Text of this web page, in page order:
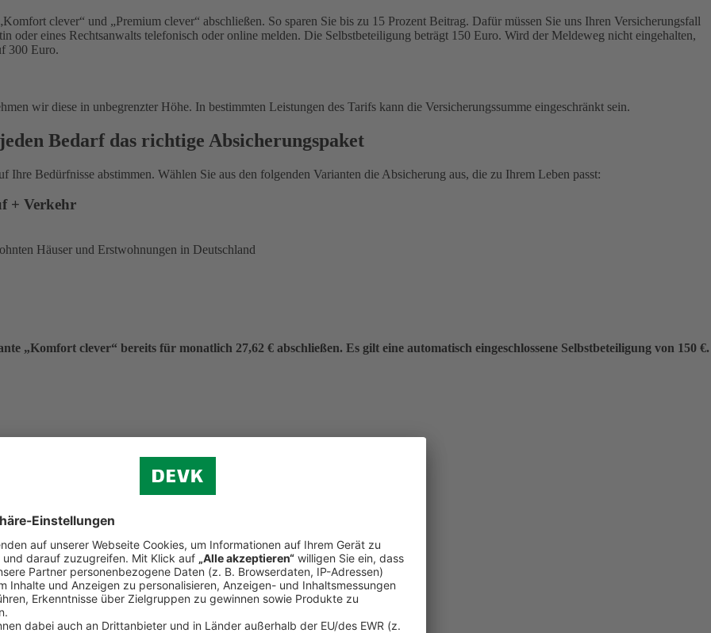
clever“ und „Premium clever“ abschließen. So sparen Sie bis zu 15 Prozent Beitrag. Dafür müssen Sie uns Ihren Versicherungsfall
oder eines Rechtsanwalts telefonisch oder online melden. Die Selbstbeteiligung beträgt 150 Euro. Wird der Meldeweg nicht eingehalten,
300 Euro.
wir diese in unbegrenzter Höhe. In bestimmten Leistungen des Tarifs kann die Versicherungssumme eingeschränkt sein.
Bedarf das richtige Absicherungspaket
Ihre Bedürfnisse abstimmen. Wählen Sie aus den folgenden Varianten die Absicherung aus, die zu Ihrem Leben passt:
+ Verkehr
Häuser und Erstwohnungen in Deutschland
„Komfort clever“ bereits für monatlich 27,62 € abschließen. Es gilt eine automatisch eingeschlossene Selbstbeteiligung von 150 €.
von 331,40 €.
(ohne Verkehr)
Reiserecht
Bereich (Premium-Schutz)